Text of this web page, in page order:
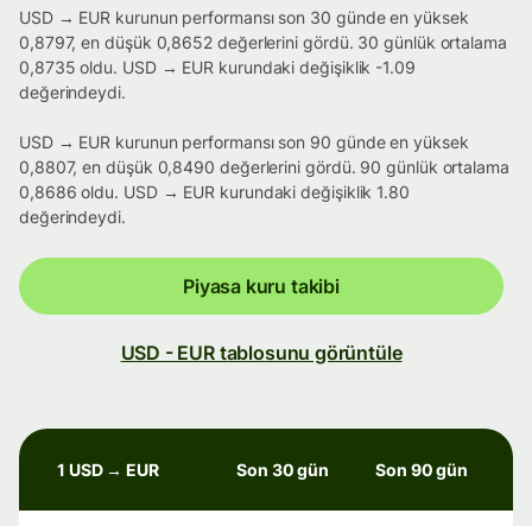
USD → EUR kurunun performansı son 30 günde en yüksek
0,8797, en düşük 0,8652 değerlerini gördü. 30 günlük ortalama
0,8735 oldu. USD → EUR kurundaki değişiklik -1.09
değerindeydi.
USD → EUR kurunun performansı son 90 günde en yüksek
0,8807, en düşük 0,8490 değerlerini gördü. 90 günlük ortalama
0,8686 oldu. USD → EUR kurundaki değişiklik 1.80
değerindeydi.
Piyasa kuru takibi
USD - EUR tablosunu görüntüle
1 USD → EUR Son 30 gün Son 90 gün